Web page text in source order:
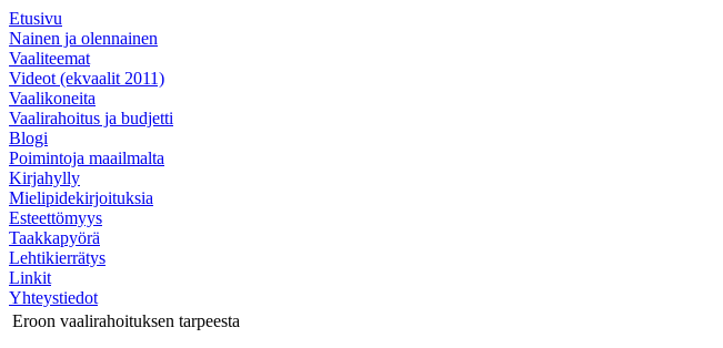
Etusivu
Nainen ja olennainen
Vaaliteemat
Videot (ekvaalit 2011)
Vaalikoneita
Vaalirahoitus ja budjetti
Blogi
Poimintoja maailmalta
Kirjahylly
Mielipidekirjoituksia
Esteettömyys
Taakkapyörä
Lehtikierrätys
Linkit
Yhteystiedot
Eroon vaalirahoituksen tarpeesta